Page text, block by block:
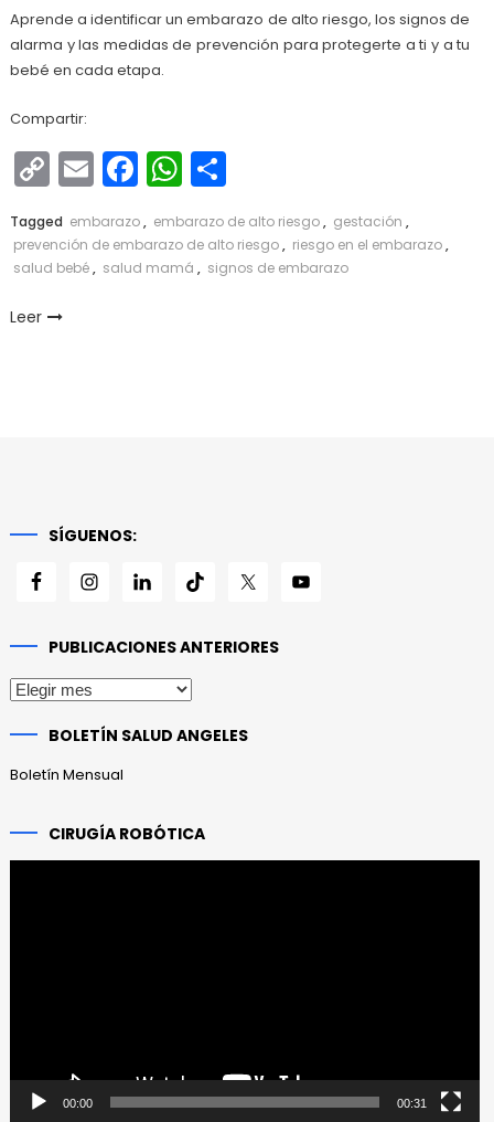
Aprende a identificar un embarazo de alto riesgo, los signos de
alarma y las medidas de prevención para protegerte a ti y a tu
bebé en cada etapa.
Compartir:
Copy
Link
EmailFacebook
WhatsApp
Compartir
Tagged embarazo, embarazo de alto riesgo, gestación ,
prevención de embarazo de alto riesgo, riesgo en el embarazo,
salud bebé, salud mamá , signos de embarazo
Leer
SÍGUENOS:
PUBLICACIONES ANTERIORES
Publicaciones
BOLETÍN SALUD ANGELES
Boletín Mensual
CIRUGÍA ROBÓTICA
00:00 00:31